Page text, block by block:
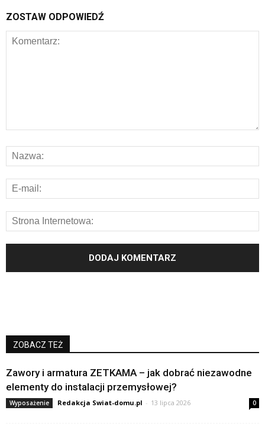
ZOSTAW ODPOWIEDŹ
ZOBACZ TEŻ
Zawory i armatura ZETKAMA – jak dobrać niezawodne
elementy do instalacji przemysłowej?
Wyposażenie Redakcja Swiat-domu.pl - 13 lipca 2026 0